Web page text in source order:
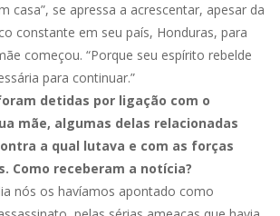
casa”, se apressa a acrescentar, apesar da
constante em seu país, Honduras, para
começou. “Porque seu espírito rebelde
para continuar.”
detidas por ligação com o
mãe, algumas delas relacionadas
a qual lutava e com as forças
Como receberam a notícia?
nós os havíamos apontado como